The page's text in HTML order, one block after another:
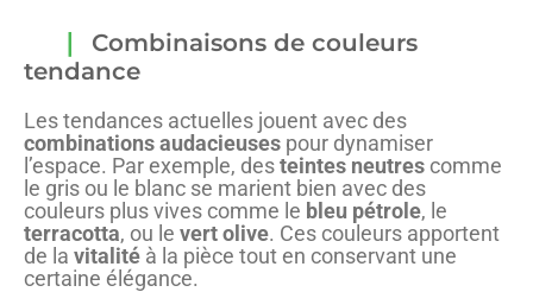
Combinaisons de couleurs
tendance
Les tendances actuelles jouent avec des
combinations audacieuses pour dynamiser
l’espace. Par exemple, desteintes neutres comme
le gris ou le blanc se marient bien avec des
couleurs plus vives comme le bleu pétrole, le
terracotta, ou le vert olive. Ces couleurs apportent
de la vitalité à la pièce tout en conservant une
certaine élégance.